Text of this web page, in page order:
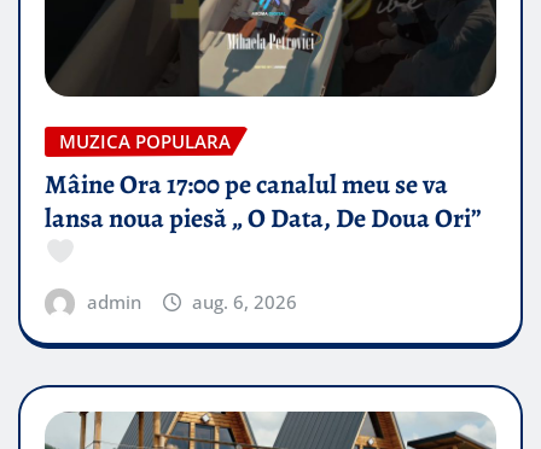
MUZICA POPULARA
Mâine Ora 17:00 pe canalul meu se va
lansa noua piesă „ O Data, De Doua Ori”
admin aug. 6, 2026